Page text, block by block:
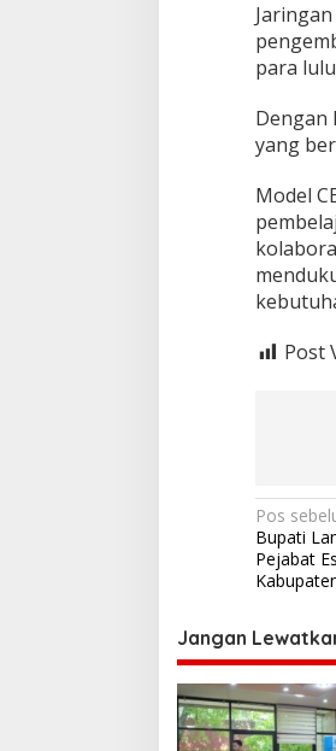
para
Dengan
yang
Model
Post
N
a
v
i
g
a
s
Pos
Bupati
Pejabat
Jangan